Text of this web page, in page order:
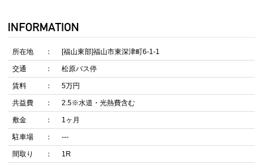
INFORMATION
所在地 [福山東部]福山市東深津町6-1-1
交通 松原バス停
賃料 5万円
共益費 2.5※水道・光熱費含む
敷金 1ヶ月
駐車場 ---
間取り 1R